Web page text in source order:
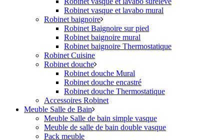
Robinet vasque et lavabo mural
Robinet baignoire
Robinet Baignoire sur pied
Robinet baignoire mural
Robinet baignoire Thermostatique
Robinet Cuisine
Robinet douche
Robinet douche Mural
Robinet douche encastré
Robinet douche Thermostatique
Accessoires Robinet
Meuble Salle de Bain
Meuble Salle de bain simple vasque
Meuble de salle de bain double vasque
Pack meuble